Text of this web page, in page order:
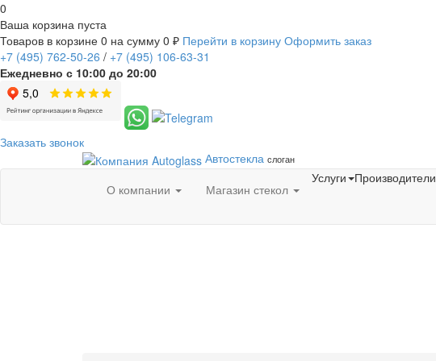
0
Ваша корзина пуста
Товаров в корзине 0 на сумму 0 ₽ Перейти в корзину Оформить заказ
+7 (495) 762-50-26 / +7 (495) 106-63-31
Ежедневно с 10:00 до 20:00
Заказать звонок
Автостекла слоган
О компании Магазин стекол
Услуги Производители